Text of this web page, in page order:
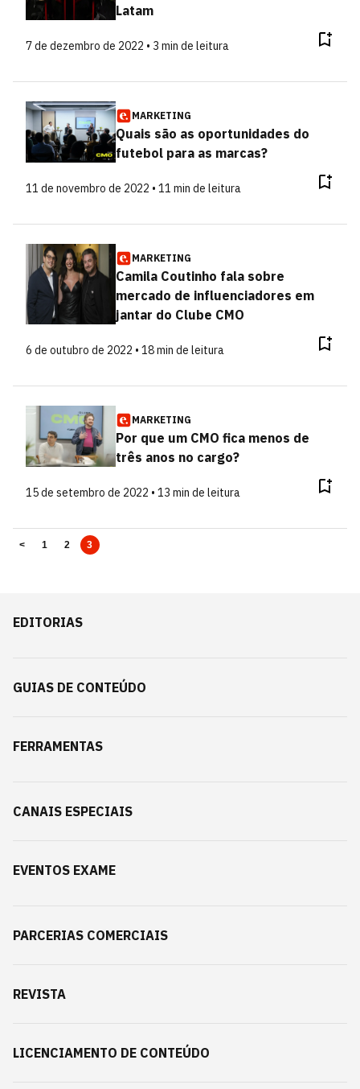
Latam
7 de dezembro de 2022 • 3 min de leitura
MARKETING
Quais são as oportunidades do
futebol para as marcas?
11 de novembro de 2022 • 11 min de leitura
MARKETING
Camila Coutinho fala sobre
mercado de influenciadores em
jantar do Clube CMO
6 de outubro de 2022 • 18 min de leitura
MARKETING
Por que um CMO fica menos de
três anos no cargo?
15 de setembro de 2022 • 13 min de leitura
< 1 2 3
EDITORIAS
GUIAS DE CONTEÚDO
FERRAMENTAS
CANAIS ESPECIAIS
EVENTOS EXAME
PARCERIAS COMERCIAIS
REVISTA
LICENCIAMENTO DE CONTEÚDO